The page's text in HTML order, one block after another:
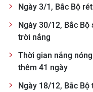
Ngày 3/1, Bắc Bộ
Ngày 30/12, Bắc
trời nắng
Thời gian nắng
thêm 41 ngày
Ngày 18/12, Bắc